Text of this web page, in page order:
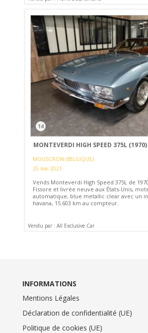
14
MONTEVERDI HIGH SPEED 375L (1970)
MOUSCRON (BELGIQUE)
25 mai 2021
Vends Monteverdi High Speed 375L de
Fissore et livrée neuve aux États-Unis,
automatique, blue metallic clear avec un
havana, 15.603 km au compteur.
Vendu par : All Exclusive Car
INFORMATIONS
Mentions Légales
Déclaration de confidentialité (UE)
Politique de cookies (UE)